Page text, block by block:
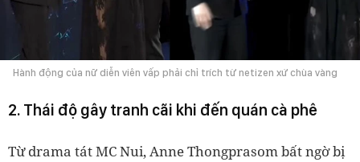
Hành động của nữ diễn viên vấp phải chỉ trích từ netizen xứ chùa vàng
2. Thái độ gây tranh cãi khi đến quán cà phê
Từ drama tát MC Nui, Anne Thongprasom bất ngờ bị